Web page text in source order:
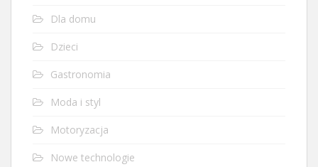
Dla domu
Dzieci
Gastronomia
Moda i styl
Motoryzacja
Nowe technologie